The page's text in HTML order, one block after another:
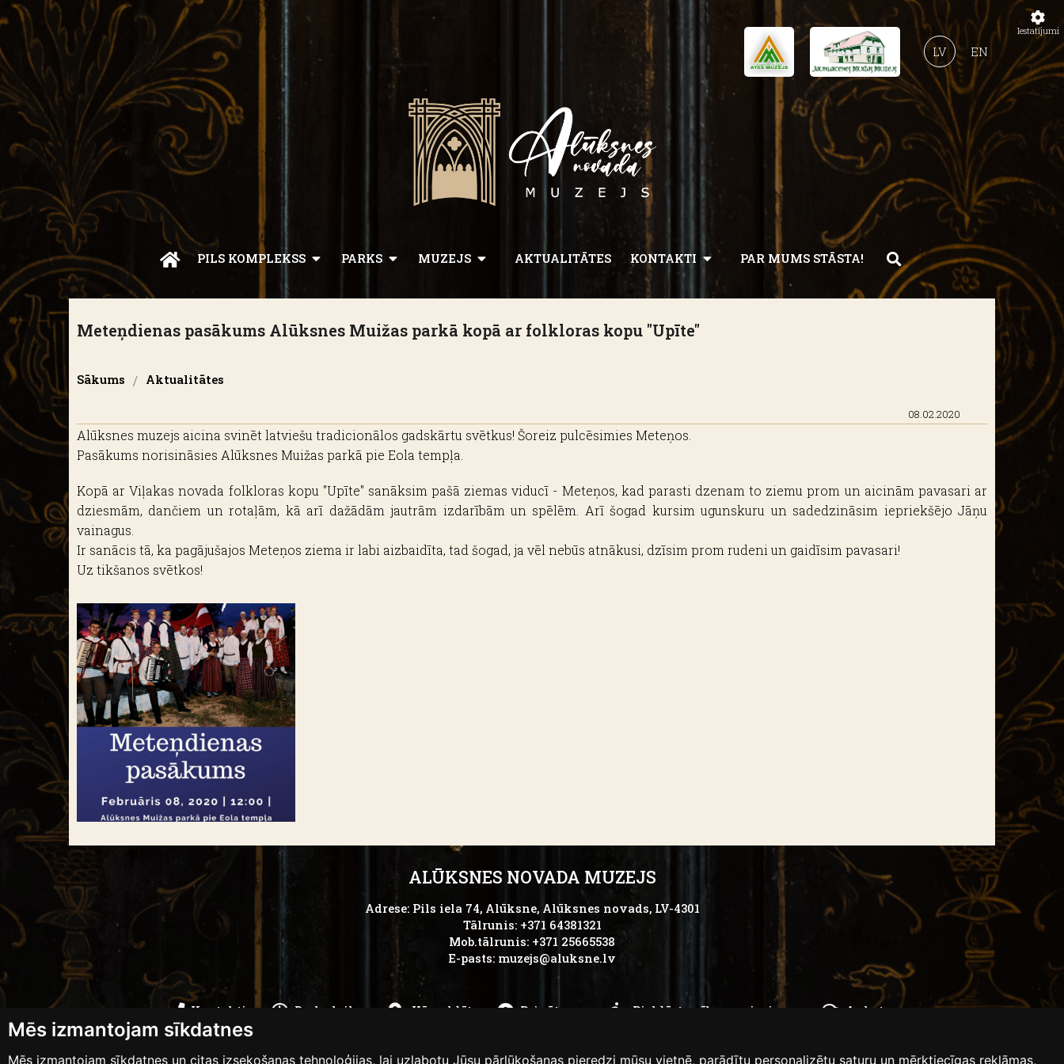
Mēs izmantojam sīkdatnes
Mēs izmantojam sīkdatnes un citas izsekošanas tehnoloģijas, lai uzlabotu Jūsu pārlūkošanas pieredzi mūsu vietnē, parādītu personalizētu saturu un mērķtiecīgas reklāmas,
EN
LV
PILS KOMPLEKSS PARKS MUZEJS AKTUALITĀTES KONTAKTI PAR MUMS STĀSTA!
Meteņdienas pasākums Alūksnes Muižas parkā kopā ar folkloras kopu "Upīte"
Sākums / Aktualitātes
08.02.2020
Alūksnes muzejs aicina svinēt latviešu tradicionālos gadskārtu svētkus! Šoreiz pulcēsimies Meteņos.
Pasākums norisināsies Alūksnes Muižas parkā pie Eola tempļa.
Kopā ar Viļakas novada folkloras kopu "Upīte" sanāksim pašā ziemas viducī - Meteņos, kad parasti dzenam to ziemu prom un aicinām pavasari ar
dziesmām, dančiem un rotaļām, kā arī dažādām jautrām izdarībām un spēlēm. Arī šogad kursim ugunskuru un sadedzināsim iepriekšējo Jāņu
vainagus.
Ir sanācis tā, ka pagājušajos Meteņos ziema ir labi aizbaidīta, tad šogad, ja vēl nebūs atnākusi, dzīsim prom rudeni un gaidīsim pavasari!
Uz tikšanos svētkos!
ALŪKSNES NOVADA MUZEJS
Adrese: Pils iela 74, Alūksne, Alūksnes novads, LV-4301
Tālrunis: +371 64381321
Mob.tālrunis: +371 25665538
E-pasts: muzejs@aluksne.lv
Kontakti Darba laiks Kā nokļūt Privātums Piekļūstamības paziņojums Anketas
Iestatījumi